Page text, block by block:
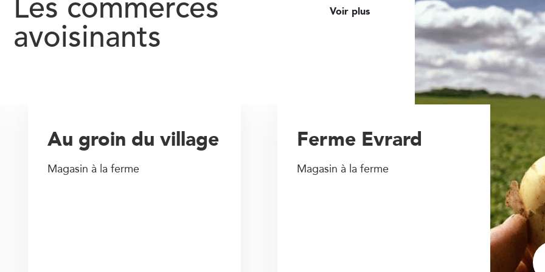
Les commerces
avoisinants
Voir plus
Ferme Evrard
Magasin à la ferme
Au groin du village
Magasin à la ferme